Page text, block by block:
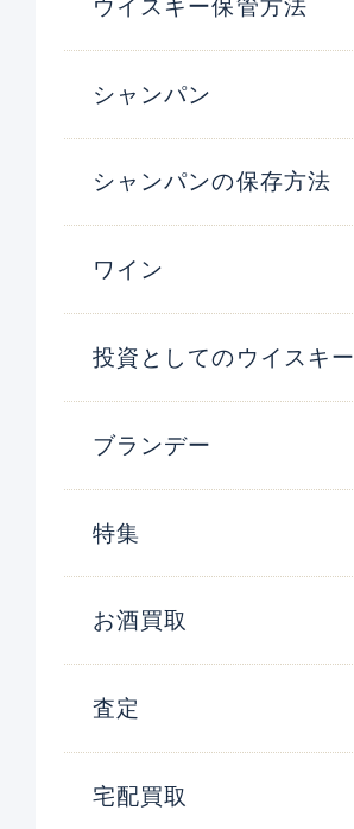
ウイスキー保管方法
シャンパン
シャンパンの保存方法
ワイン
投資としてのウイスキー
ブランデー
特集
お酒買取
査定
宅配買取